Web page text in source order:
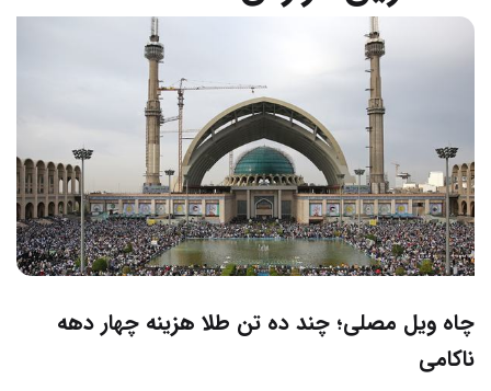
چاه ویل مصلی؛ چند ده تن طلا هزینه چهار دهه
ناکامی